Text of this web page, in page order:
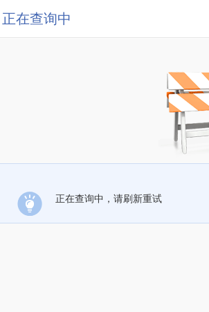
正在查询中
正在查询中，请刷新重试